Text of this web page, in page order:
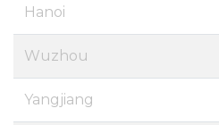
Hanoi
Wuzhou
Yangjiang